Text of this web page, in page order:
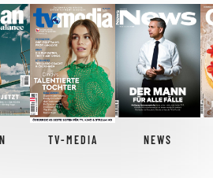
TV-MEDIA NEWS